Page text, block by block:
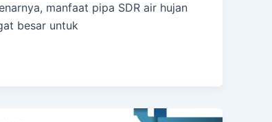
manfaat pipa SDR air hujan
besar untuk